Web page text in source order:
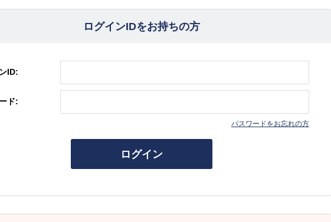
ログインIDをお持ちの方
ID:
ド:
パスワードをお忘れの方
ログイン